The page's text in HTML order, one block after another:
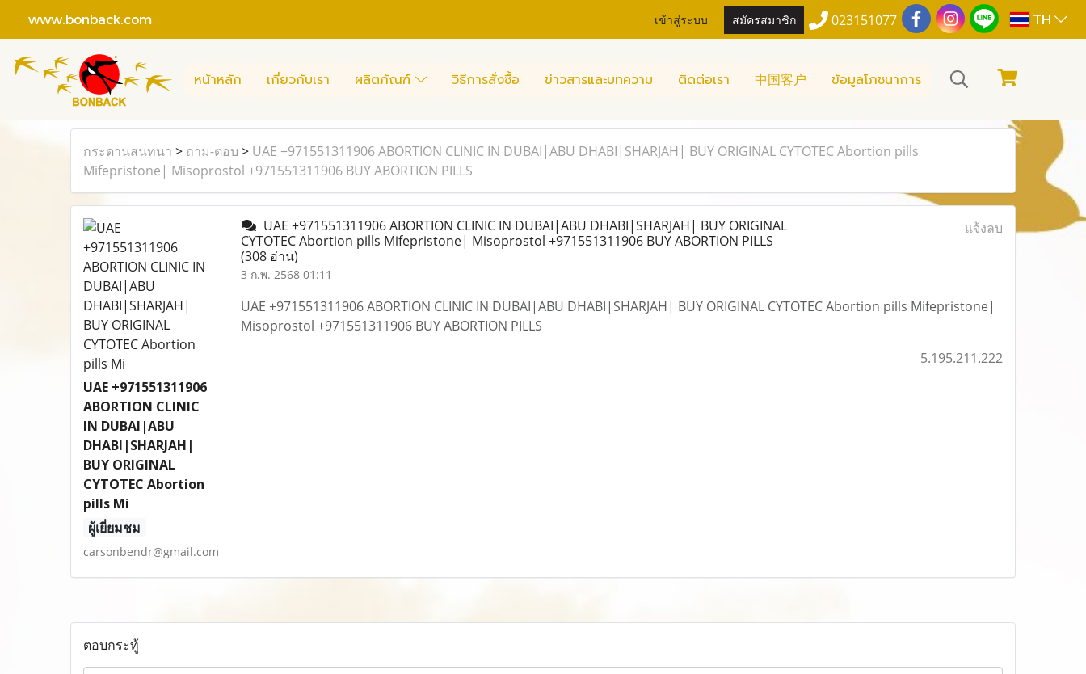
www.bonback.com เข้าสู่ระบบ สมัครสมาชิก 023151077 TH
หน้าหลัก เกี่ยวกับเรา ผลิตภัณฑ์ วิธีการสั่งซื้อ ข่าวสารและบทความ ติดต่อเรา 中国客户 ข้อมูลโภชนาการ
กระดานสนทนา > ถาม-ตอบ > UAE +971551311906 ABORTION CLINIC IN DUBAI|ABU DHABI|SHARJAH| BUY ORIGINAL CYTOTEC Abortion pills
Mifepristone| Misoprostol +971551311906 BUY ABORTION PILLS
UAE +971551311906
ABORTION CLINIC
IN DUBAI|ABU
DHABI|SHARJAH|
BUY ORIGINAL
CYTOTEC Abortion
pills Mi
ผู้เยี่ยมชม
carsonbendr@gmail.com
UAE +971551311906 ABORTION CLINIC IN DUBAI|ABU DHABI|SHARJAH| BUY ORIGINAL
CYTOTEC Abortion pills Mifepristone| Misoprostol +971551311906 BUY ABORTION PILLS
(308 อ่าน)
3 ก.พ. 2568 01:11
แจ้งลบ
UAE +971551311906 ABORTION CLINIC IN DUBAI|ABU DHABI|SHARJAH| BUY ORIGINAL CYTOTEC Abortion pills Mifepristone|
Misoprostol +971551311906 BUY ABORTION PILLS
5.195.211.222
ตอบกระทู้